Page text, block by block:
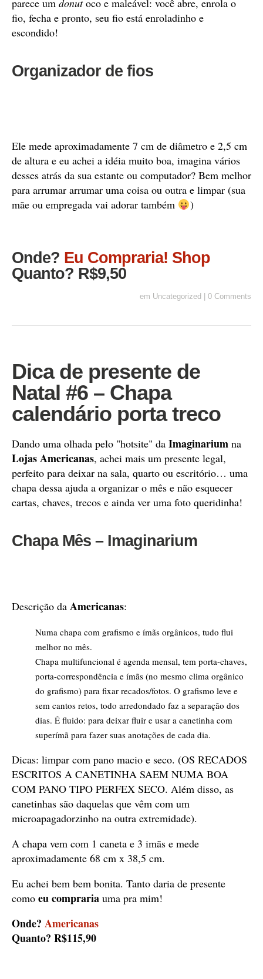
parece um donutoco e maleável: você abre, enrola o
fio, fecha e pronto, seu fio está enroladinho e
escondido!
Organizador de fios
Ele mede aproximadamente 7 cm de diâmetro e 2,5 cm
de altura e eu achei a idéia muito boa, imagina vários
desses atrás da sua estante ou computador? Bem melhor
para arrumar arrumar uma coisa ou outra e limpar (sua
mãe ou empregada vai adorar também
)
Onde? Eu Compraria! Shop
Quanto? R$9,50
em Uncategorized 0 Comments
Dica de presente de
Natal #6 – Chapa
calendário porta treco
Dando uma olhada pelo "hotsite" da Imaginarium na
Lojas Americanas, achei mais um presente legal,
perfeito para deixar na sala, quarto ou escritório… uma
chapa dessa ajuda a organizar o mês e não esquecer
cartas, chaves, trecos e ainda ver uma foto queridinha!
Chapa Mês – Imaginarium
Descrição da Americanas:
Numa chapa com grafismo e ímãs orgânicos, tudo flui
melhor no mês.
Chapa multifuncional é agenda mensal, tem porta-chaves,
porta-correspondência e ímãs (no mesmo clima orgânico
do grafismo) para fixar recados/fotos. O grafismo leve e
sem cantos retos, todo arredondado faz a separação dos
dias. É fluido: para deixar fluir e usar a canetinha com
superímã para fazer suas anotações de cada dia.
Dicas: limpar com pano macio e seco. (OS RECADOS
ESCRITOS A CANETINHA SAEM NUMA BOA
COM PANO TIPO PERFEX SECO. Além disso, as
canetinhas são daquelas que vêm com um
microapagadorzinho na outra extremidade).
A chapa vem com 1 caneta e 3 imãs e mede
aproximadamente 68 cm x 38,5 cm.
Eu achei bem bem bonita. Tanto daria de presente
como eu compraria uma pra mim!
Onde? Americanas
Quanto? R$115,90